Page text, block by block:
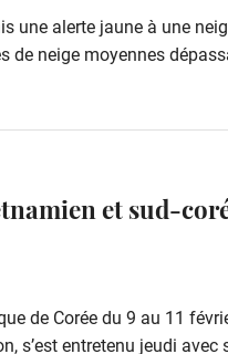
une alerte jaune à une
de neige moyennes
et sud-
de Corée du 9 au 11
s’est entretenu jeudi avec